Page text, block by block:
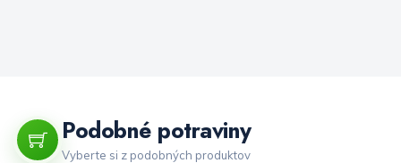
Podobné potraviny
Vyberte si z podobných produktov